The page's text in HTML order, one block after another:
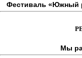
Фестиваль «Южный
Мы